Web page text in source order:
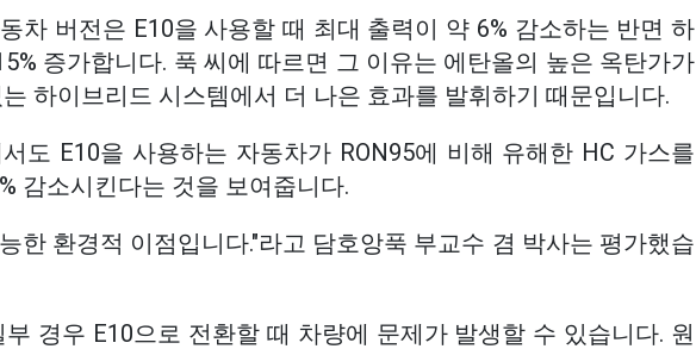
차 버전은 E10을 사용할 때 최대 출력이 약 6% 감소하는 반면 하
증가합니다. 푹 씨에 따르면 그 이유는 에탄올의 높은 옥탄가가
하이브리드 시스템에서 더 나은 효과를 발휘하기 때문입니다.
도 E10을 사용하는 자동차가 RON95에 비해 유해한 HC 가스를
감소시킨다는 것을 보여줍니다.
한 환경적 이점입니다."라고 담호앙푹 부교수 겸 박사는 평가했습
경우 E10으로 전환할 때 차량에 문제가 발생할 수 있습니다. 원